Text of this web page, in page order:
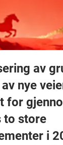
av
nye
for
to store
i